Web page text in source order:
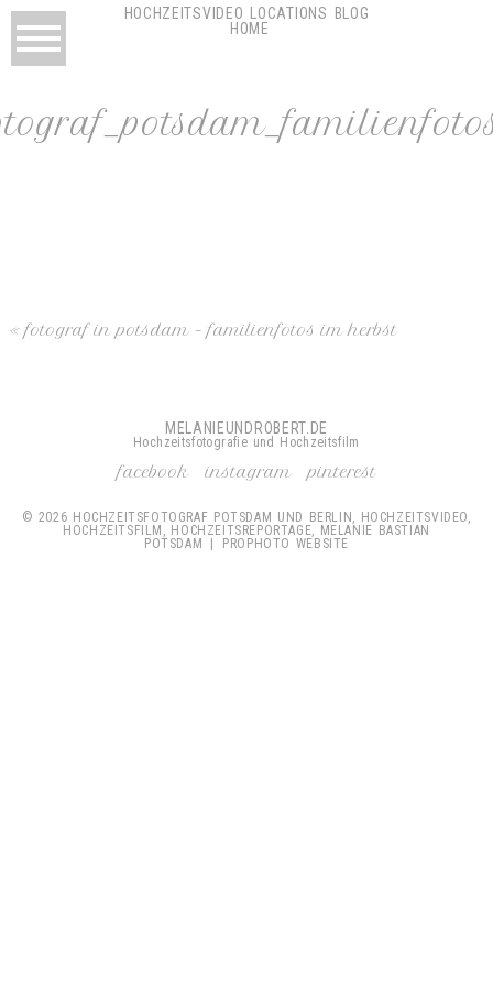
HOCHZEITSVIDEO LOCATIONS
BLOG
HOME
« fotograf in potsdam – familienfotos im herbst
MELANIEUNDROBERT.DE
Hochzeitsfotografie und Hochzeitsfilm
facebook instagram pinterest
© 2026 HOCHZEITSFOTOGRAF POTSDAM UND BERLIN, HOCHZEITSVIDEO,
HOCHZEITSFILM, HOCHZEITSREPORTAGE, MELANIE BASTIAN
POTSDAM
| PROPHOTO WEBSITE